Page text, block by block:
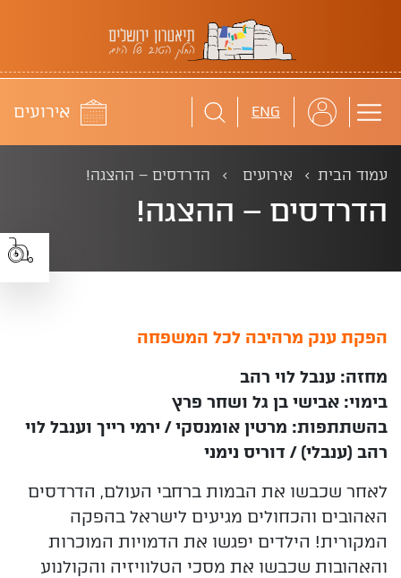
תיאטרון ירושלים
ENG לוח
אירועים
עמוד הבית אירועים הדרדסים – ההצגה!
הדרדסים – ההצגה!
הפקת ענק מרהיבה לכל המשפחה
מחזה: ענבל לוי רהב
בימוי: אבישי בן גל ושחר פרץ
בהשתתפות: מרטין אומנסקי / ירמי רייך וענבל לוי
רהב (ענבלי) / דוריס נימני
לאחר שכבשו את הבמות ברחבי העולם, הדרדסים
האהובים והכחולים מגיעים לישראל בהפקה
המקורית! הילדים יפגשו את הדמויות המוכרות
והאהובות שכבשו את מסכי הטלוויזיה והקולנוע